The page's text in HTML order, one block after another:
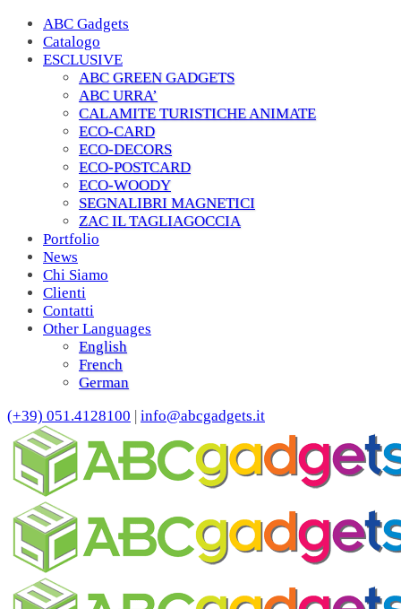
ABC Gadgets
Catalogo
ESCLUSIVE
ABC GREEN GADGETS
ABC URRA’
CALAMITE TURISTICHE ANIMATE
ECO-CARD
ECO-DECORS
ECO-POSTCARD
ECO-WOODY
SEGNALIBRI MAGNETICI
ZAC IL TAGLIAGOCCIA
Portfolio
News
Chi Siamo
Clienti
Contatti
Other Languages
English
French
German
(+39) 051.4128100 | info@abcgadgets.it